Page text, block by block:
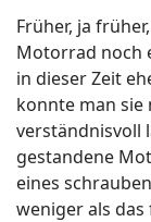
Früher, ja
Motorrad noch
in dieser Zeit
konnte man sie
verständnisvoll
gestandene
eines
weniger als